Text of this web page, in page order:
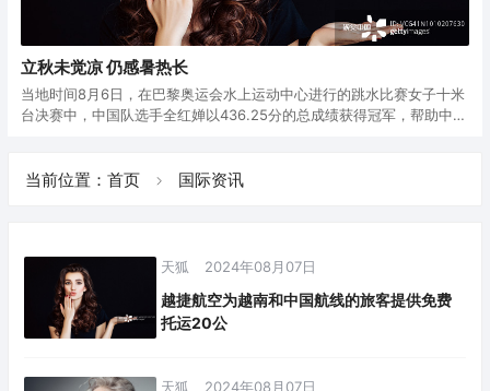
立秋未觉凉 仍感暑热长
当地时间8月6日，在巴黎奥运会水上运动中心进行的跳水比赛女子十米
台决赛中，中国队选手全红婵以436.25分的总成绩获得冠军，帮助中国
芋汐获得银牌。新华社
全红婵第一轮获得满分
当前位置： 首页 国际资讯
天狐 2024年08月07日
越捷航空为越南和中国航线的旅客提供免费
托运20公
天狐 2024年08月07日